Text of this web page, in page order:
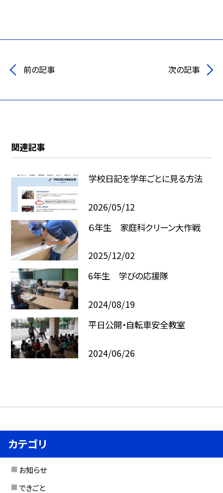
前の記事 次の記事
関連記事
学校日記を学年ごとに見る方法
2026/05/12
６年生 家庭科クリーン大作戦
2025/12/02
6年生 学びの応援隊
2024/08/19
平日公開・自転車安全教室
2024/06/26
カテゴリ
お知らせ
できごと